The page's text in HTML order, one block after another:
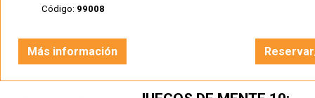
Código: 99008
Más información